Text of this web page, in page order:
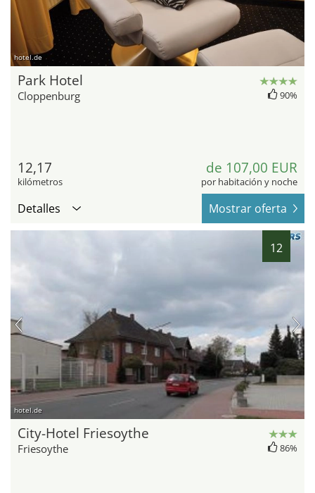
hotel.de
Park Hotel
Cloppenburg 90%
12,17
kilómetros
de 107,00 EUR
por habitación y noche
Detalles Mostrar oferta
12
hotel.de
City-Hotel Friesoythe
Friesoythe 86%